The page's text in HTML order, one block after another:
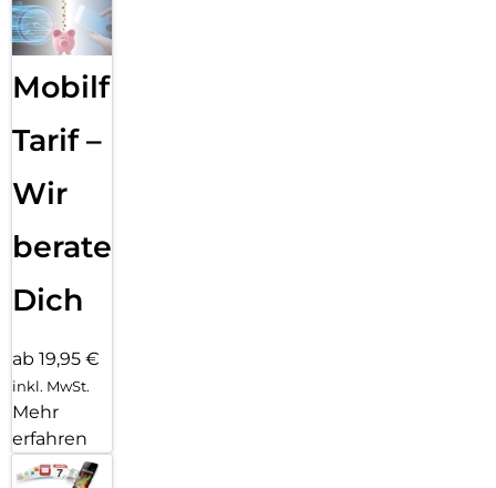
Mobilfunk
Tarif –
Wir
beraten
Dich
ab 19,95 €
inkl. MwSt.
Mehr
erfahren